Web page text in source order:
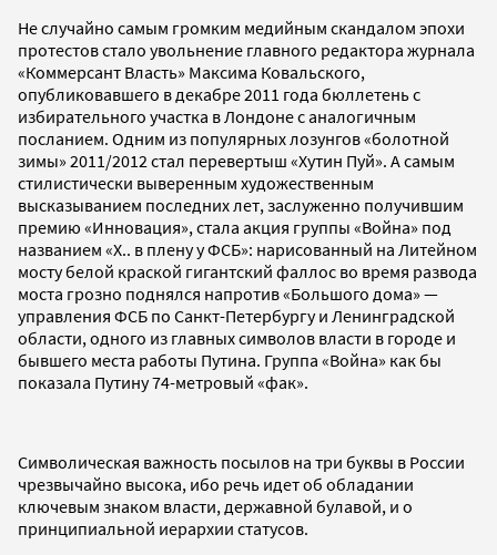
Не случайно самым громким медийным скандалом эпохи
протестов стало увольнение главного редактора журнала
«Коммерсант Власть» Максима Ковальского,
опубликовавшего в декабре 2011 года бюллетень с
избирательного участка в Лондоне с аналогичным
посланием. Одним из популярных лозунгов «болотной
зимы» 2011/2012 стал перевертыш «Хутин Пуй». А самым
стилистически выверенным художественным
высказыванием последних лет, заслуженно получившим
премию «Инновация», стала акция группы «Война» под
названием «Х.. в плену у ФСБ»: нарисованный на Литейном
мосту белой краской гигантский фаллос во время развода
моста грозно поднялся напротив «Большого дома» —
управления ФСБ по Санкт-Петербургу и Ленинградской
области, одного из главных символов власти в городе и
бывшего места работы Путина. Группа «Война» как бы
показала Путину 74-метровый «фак».
Символическая важность посылов на три буквы в России
чрезвычайно высока, ибо речь идет об обладании
ключевым знаком власти, державной булавой, и о
принципиальной иерархии статусов.